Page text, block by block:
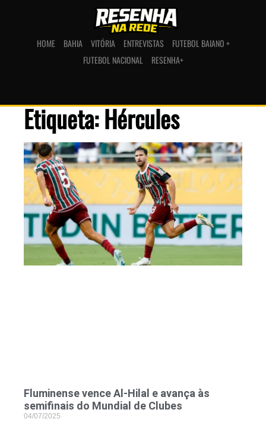
HOME BAHIA VITÓRIA ENTREVISTAS
FUTEBOL BAIANO +
FUTEBOL NACIONAL
RESENHA+
Etiqueta: Hércules
Fluminense vence Al‑Hilal e avança às
semifinais do Mundial de Clubes
04/07/2025